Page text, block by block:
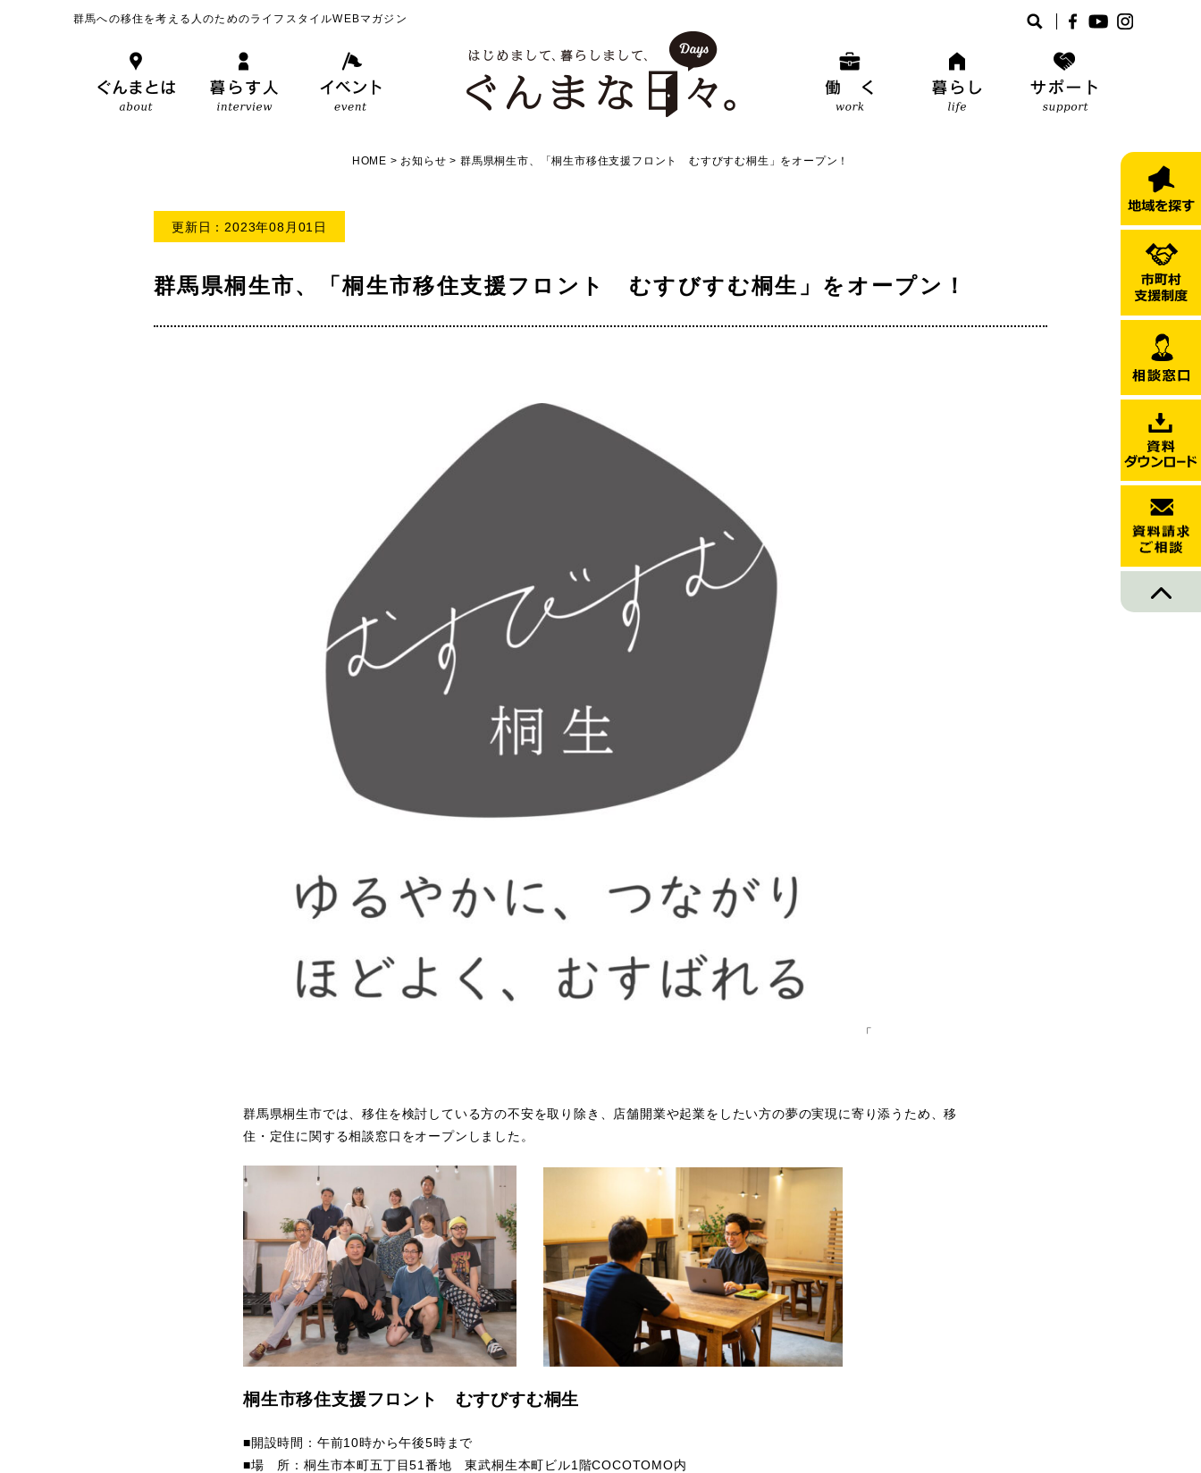
群馬への移住を考える人のためのライフスタイルWEBマガジン
HOME > お知らせ > 群馬県桐生市、「桐生市移住支援フロント むすびすむ桐生」をオープン！
更新日：2023年08月01日
群馬県桐生市、「桐生市移住支援フロント むすびすむ桐生」をオープン！
「
群馬県桐生市では、移住を検討している方の不安を取り除き、店舗開業や起業をしたい方の夢の実現に寄り添うため、移
住・定住に関する相談窓口をオープンしました。
桐生市移住支援フロント むすびすむ桐生
■開設時間：午前10時から午後5時まで
■場 所：桐生市本町五丁目51番地 東武桐生本町ビル1階COCOTOMO内